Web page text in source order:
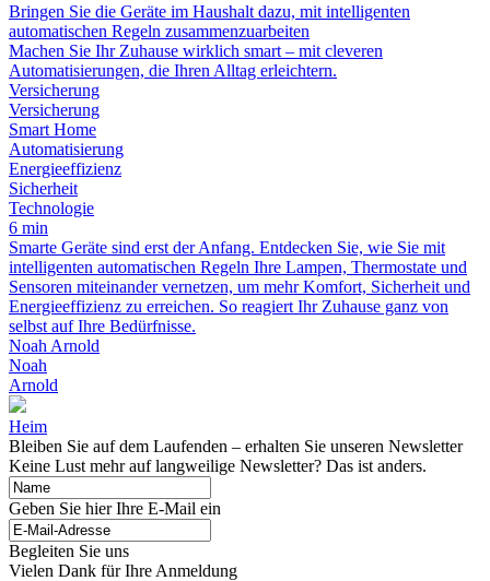
Bringen Sie die Geräte im Haushalt dazu, mit intelligenten
automatischen Regeln zusammenzuarbeiten
Machen Sie Ihr Zuhause wirklich smart – mit cleveren
Automatisierungen, die Ihren Alltag erleichtern.
Versicherung
Versicherung
Smart Home
Automatisierung
Energieeffizienz
Sicherheit
Technologie
6 min
Smarte Geräte sind erst der Anfang. Entdecken Sie, wie Sie mit
intelligenten automatischen Regeln Ihre Lampen, Thermostate und
Sensoren miteinander vernetzen, um mehr Komfort, Sicherheit und
Energieeffizienz zu erreichen. So reagiert Ihr Zuhause ganz von
selbst auf Ihre Bedürfnisse.
Noah Arnold
Noah
Arnold
Heim
Bleiben Sie auf dem Laufenden – erhalten Sie unseren Newsletter
Keine Lust mehr auf langweilige Newsletter? Das ist anders.
Geben Sie hier Ihre E-Mail ein
Begleiten Sie uns
Vielen Dank für Ihre Anmeldung